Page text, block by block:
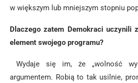
w większym lub mniejszym stopniu
Dlaczego zatem Demokraci uczynili
element swojego programu?
Wydaje się im, że „wolność
argumentem. Robią to tak usilnie,